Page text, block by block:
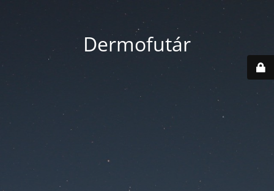
Dermofutár